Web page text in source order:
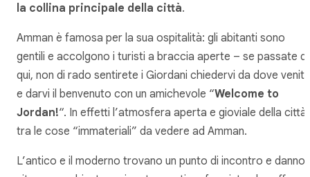
la collina principale della città.
Amman è famosa per la sua ospitalità: gli abitanti sono
gentili e accolgono i turisti a braccia aperte – se passate di
qui, non di rado sentirete i Giordani chiedervi da dove venite
e darvi il benvenuto con un amichevole “Welcome to
Jordan!“. In effetti l’atmosfera aperta e gioviale della città
tra le cose “immateriali” da vedere ad Amman.
L’antico e il moderno trovano un punto di incontro e danno